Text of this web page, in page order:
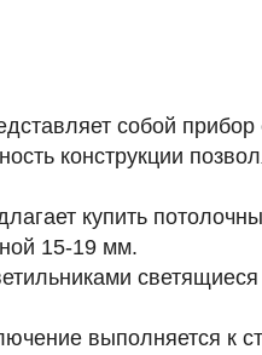
собой
конструкции
купить
15-19 мм.
выполняется к